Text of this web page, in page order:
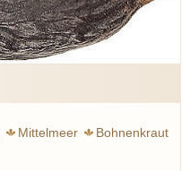
Mittelmeer
Bohnenkraut